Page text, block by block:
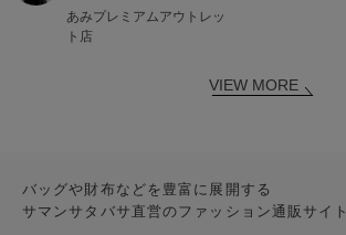
あみプレミアムアウトレッ
ト店
VIEW MORE
バッグや財布などを豊富に展開する
サマンサタバサ直営のファッション通販サイト